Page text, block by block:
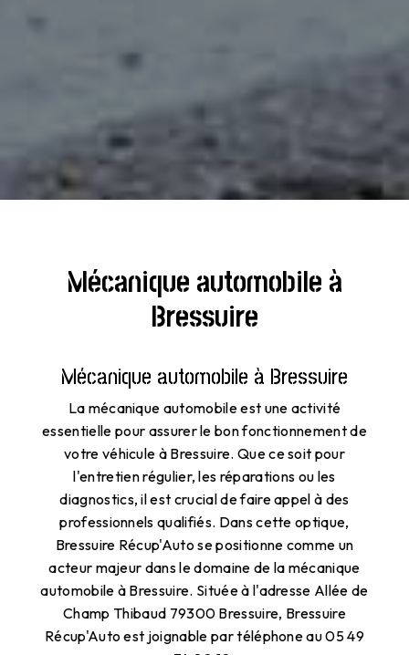
Mécanique automobile à
Bressuire
Mécanique automobile à Bressuire
La mécanique automobile est une activité
essentielle pour assurer le bon fonctionnement de
votre véhicule à Bressuire. Que ce soit pour
l'entretien régulier, les réparations ou les
diagnostics, il est crucial de faire appel à des
professionnels qualifiés. Dans cette optique,
Bressuire Récup'Auto se positionne comme un
acteur majeur dans le domaine de la mécanique
automobile à Bressuire. Située à l'adresse Allée de
Champ Thibaud 79300 Bressuire, Bressuire
Récup'Auto est joignable par téléphone au 05 49